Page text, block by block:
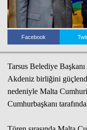
Facebook
Tarsus Belediye
Akdeniz birliğini
nedeniyle Malta
Cumhurbaşkanı